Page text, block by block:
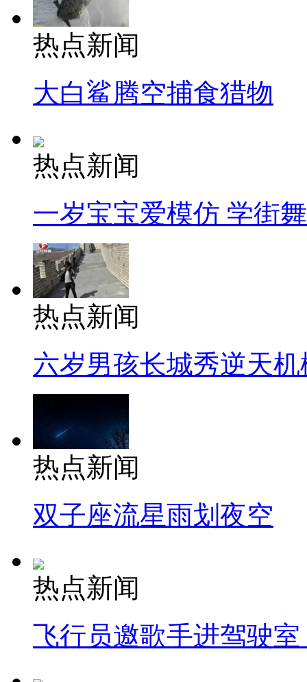
热点新闻
大白鲨腾空捕食猎物
热点新闻
一岁宝宝爱模仿 学街
热点新闻
六岁男孩长城秀逆天机
热点新闻
双子座流星雨划夜空
热点新闻
飞行员邀歌手进驾驶